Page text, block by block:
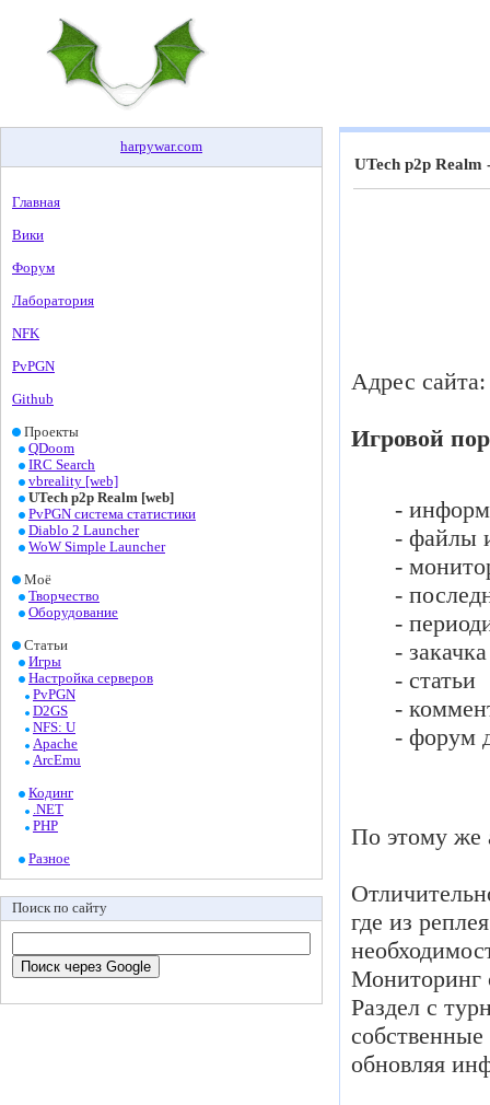
harpywar.com
Главная
Вики
Форум
Лаборатория
NFK
PvPGN
Github
Проекты
QDoom
IRC Search
vbreality [web]
UTech p2p Realm [web]
PvPGN система статистики
Diablo 2 Launcher
WoW Simple Launcher
Моё
Творчество
Оборудование
Статьи
Игры
Настройка серверов
PvPGN
D2GS
NFS: U
Apache
ArcEmu
Кодинг
.NET
PHP
Разное
Поиск по сайту
UTech p2p Realm
Адрес
Игровой
-
- файлы
-
-
-
-
- статьи
-
- форум
По этому же
где из
Мониторинг
Раздел с
обновляя